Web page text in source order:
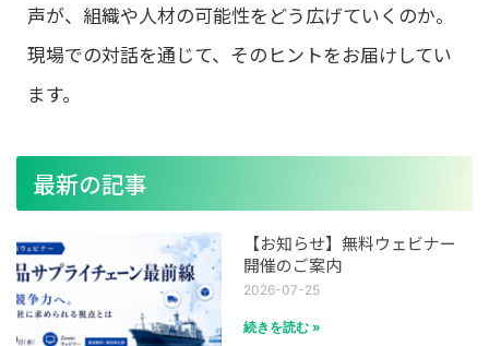
声が、組織や人材の可能性をどう広げていくのか。
現場での対話を通じて、そのヒントをお届けしてい
ます。
最新の記事
【お知らせ】無料ウェビナー
開催のご案内
2026-07-25
続きを読む »